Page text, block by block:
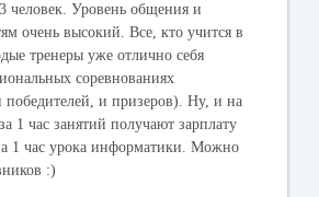
человек. Уровень общения и
очень высокий. Все, кто учится в
тренеры уже отлично себя
соревнованиях
победителей, и призеров). Ну, и на
1 час занятий получают зарплату
1 час урока информатики. Можно
:)